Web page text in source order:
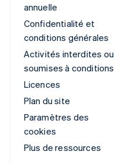
annuelle
Confidentialité et
conditions générales
Activités interdites ou
soumises à conditions
Licences
Plan du site
Paramètres des
cookies
Plus de ressources